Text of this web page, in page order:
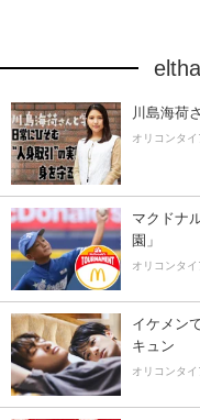
川島海荷
オリコンタ
マクドナ
園」
オリコンタ
イケメン
キュン
オリコンタ